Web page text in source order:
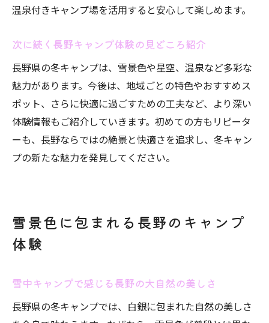
探し方
める
安全快適な雪中キャンプのための準備に続
く
雪中キャンプの安全対策と必須装備
長野の雪中キャンプに必要な防寒装備の選
び方
冬キャンプを安全に楽しむための注意点ま
方法
通年営業キャンプ場での安全対策を徹底解
初心者向けに選べる冬キャンプ場紹介へ
温泉付きキャンプ場を活用すると安心して楽しめます。
次に続く長野キャンプ体験の見どころ紹介
長野県の冬キャンプは、雪景色や星空、温泉など多彩な
魅力があります。今後は、地域ごとの特色やおすすめス
ポット、さらに快適に過ごすための工夫など、より深い
体験情報もご紹介していきます。初めての方もリピータ
ーも、長野ならではの絶景と快適さを追求し、冬キャン
プの新たな魅力を発見してください。
雪景色に包まれる長野のキャンプ
体験
雪中キャンプで感じる長野の大自然の美しさ
長野県の冬キャンプでは、白銀に包まれた自然の美しさ